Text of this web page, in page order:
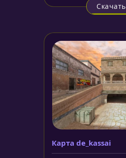
Скачать
Карта de_kassai